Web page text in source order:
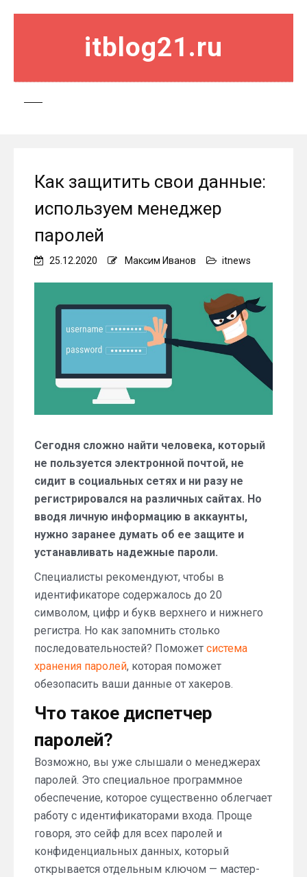
itblog21.ru
Как защитить свои данные:
используем менеджер
паролей
25.12.2020 Максим Иванов itnews
Сегодня сложно найти человека, который
не пользуется электронной почтой, не
сидит в социальных сетях и ни разу не
регистрировался на различных сайтах. Но
вводя личную информацию в аккаунты,
нужно заранее думать об ее защите и
устанавливать надежные пароли.
Специалисты рекомендуют, чтобы в
идентификаторе содержалось до 20
символом, цифр и букв верхнего и нижнего
регистра. Но как запомнить столько
последовательностей? Поможет система
хранения паролей, которая поможет
обезопасить ваши данные от хакеров.
Что такое диспетчер
паролей?
Возможно, вы уже слышали о менеджерах
паролей. Это специальное программное
обеспечение, которое существенно облегчает
работу с идентификаторами входа. Проще
говоря, это сейф для всех паролей и
конфиденциальных данных, который
открывается отдельным ключом — мастер-